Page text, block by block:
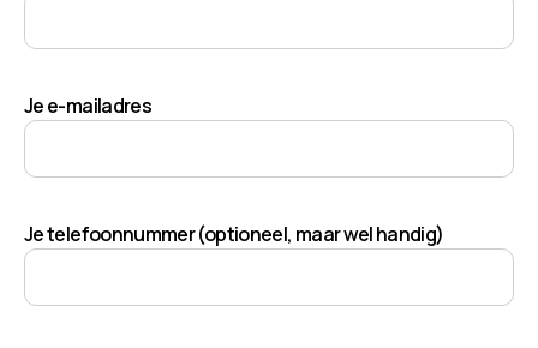
Je e-mailadres
Je telefoonnummer (optioneel, maar wel handig)